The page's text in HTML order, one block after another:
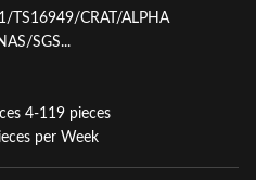
TS16949/CRAT/ALPHA
SGS...
4-119 pieces
per Week